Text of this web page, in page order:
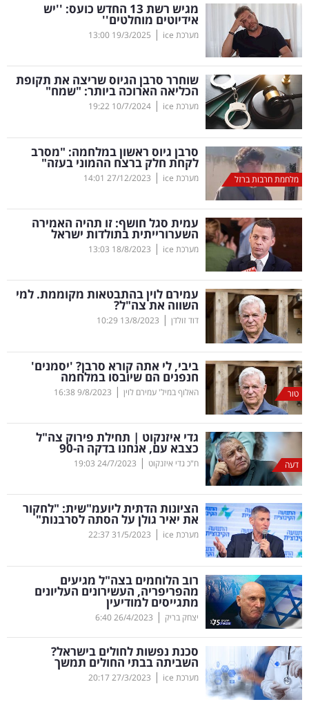
דיגיטל
וטק
שיווק
ופרסום
משפט
מדדים
ומחקרים
דעות
רכילות
עסקית
קריפטו
ויראלי
טלוויזיה
עסקי
ספורט
קריירה
ולימודים
מינויים
רייטינג
רכב
בריאות
תרבות
ופנאי
תיירות
מגיש רשת 13 החדש כועס: ''יש
אידיוטים מוחלטים''
מערכת ice |
19/3/2025
13:00
שוחרר סרבן הגיוס שריצה את תקופת
הכליאה הארוכה ביותר: "שמח"
מערכת ice |
10/7/2024
19:22
מלחמת חרבות ברזל
סרבן גיוס ראשון במלחמה: "מסרב
לקחת חלק ברצח ההמוני בעזה"
מערכת ice |
27/12/2023
14:01
עמית סגל חושף: זו תהיה האמירה
השערורייתית בתולדות ישראל
מערכת ice |
18/8/2023
13:03
עמירם לוין בהתבטאות מקוממת. למי
השווה את צה"ל?
דוד זולדן |
13/8/2023
10:29
טור
ביבי, לי אתה קורא סרבן? 'יסמנים'
חנפנים הם שיובסו במלחמה
האלוף במיל' עמירם לוין |
9/8/2023
16:38
דעה
גדי איזנקוט | תחילת פירוק צה"ל
כצבא עם, אנחנו בדקה ה-90
ח"כ גדי איזנקוט |
24/7/2023
19:03
הציונות הדתית ליועמ"שית: "לחקור
את יאיר גולן על הסתה לסרבנות"
מערכת ice |
31/5/2023
22:37
רוב הלוחמים בצה"ל מגיעים
מהפריפריה, העשירונים העליונים
מתגייסים למודיעין
יצחק בריק |
26/4/2023
6:40
סכנת נפשות לחולים בישראל?
השביתה בבתי החולים תמשך
מערכת ice |
27/3/2023
20:17